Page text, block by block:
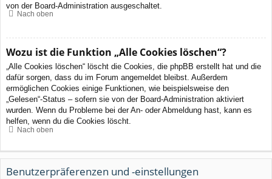
von der Board-Administration ausgeschaltet.
Nach oben
Wozu ist die Funktion „Alle Cookies löschen“?
„Alle Cookies löschen“ löscht die Cookies, die phpBB erstellt hat und die
dafür sorgen, dass du im Forum angemeldet bleibst. Außerdem
ermöglichen Cookies einige Funktionen, wie beispielsweise den
„Gelesen“-Status – sofern sie von der Board-Administration aktiviert
wurden. Wenn du Probleme bei der An- oder Abmeldung hast, kann es
helfen, wenn du die Cookies löscht.
Nach oben
Benutzerpräferenzen und -einstellungen